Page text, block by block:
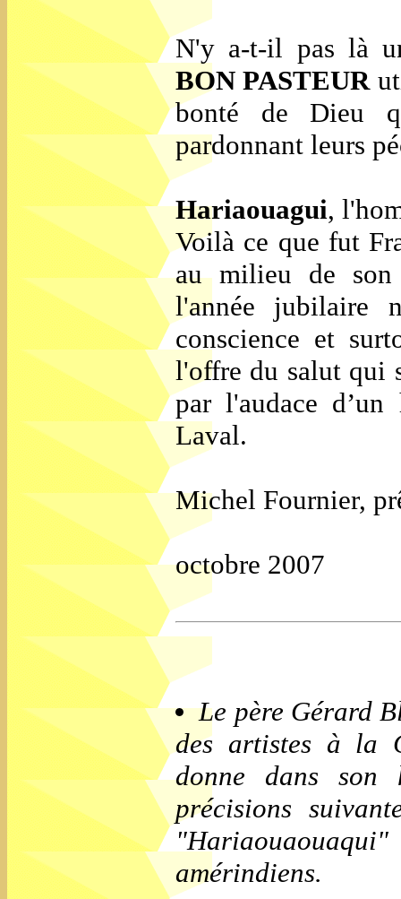
N'y a-t-il pas là
BON PASTEUR
bonté de Dieu
pardonnant leurs
Hariaouagui,
Voilà ce que fut
au milieu de son
l'année jubilaire
conscience et
l'offre du salut qui
par l'audace
Laval.
Michel Fournier,
octobre 2007
Le père Gérard
des artistes à la
donne dans son
précisions
amérindiens.